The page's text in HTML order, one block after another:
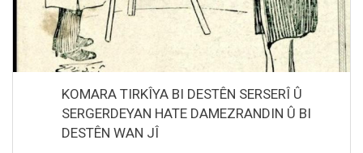
KOMARA TIRKÎYA BI DESTÊN SERSERÎ Û
SERGERDEYAN HATE DAMEZRANDIN Û BI
DESTÊN WAN JÎ